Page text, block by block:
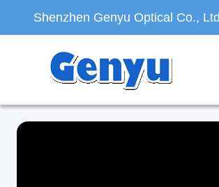
Shenzhen Genyu Optical Co.,